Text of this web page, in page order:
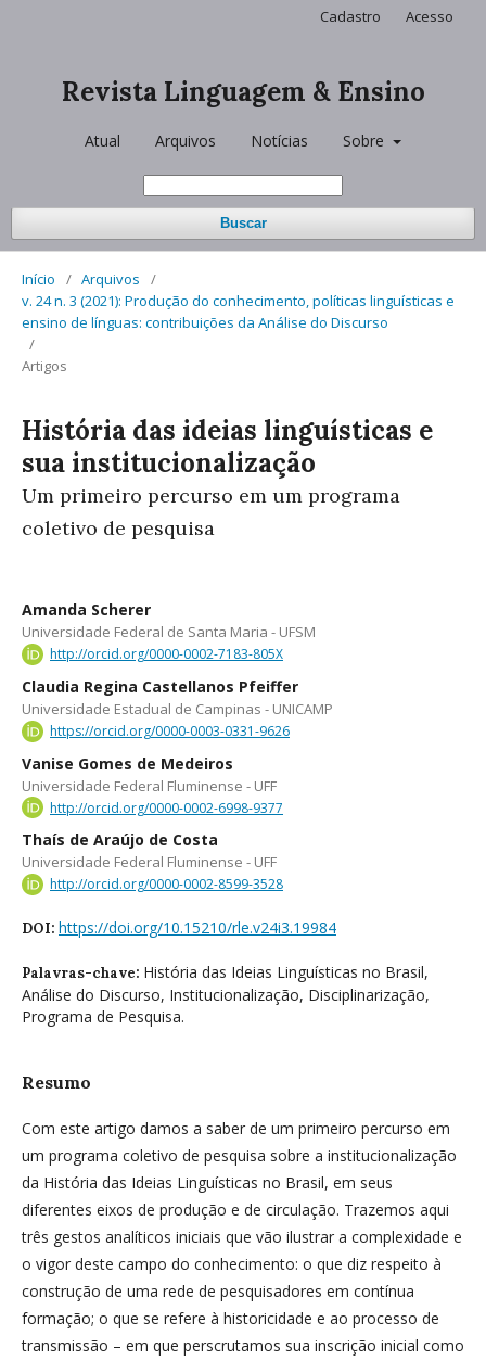
Revista Linguagem & Ensino
Atual Arquivos Notícias Sobre
Buscar
Cadastro Acesso
Início / Arquivos
/
v. 24 n. 3 (2021): Produção do conhecimento, políticas linguísticas e
ensino de línguas: contribuições da Análise do Discurso
/
Artigos
História das ideias linguísticas e
sua institucionalização
Um primeiro percurso em um programa
coletivo de pesquisa
Amanda Scherer
Universidade Federal de Santa Maria - UFSM
http://orcid.org/0000-0002-7183-805X
Claudia Regina Castellanos Pfeiffer
Universidade Estadual de Campinas - UNICAMP
https://orcid.org/0000-0003-0331-9626
Vanise Gomes de Medeiros
Universidade Federal Fluminense - UFF
http://orcid.org/0000-0002-6998-9377
Thaís de Araújo de Costa
Universidade Federal Fluminense - UFF
http://orcid.org/0000-0002-8599-3528
DOI: https://doi.org/10.15210/rle.v24i3.19984
Palavras-chave: História das Ideias Linguísticas no Brasil,
Análise do Discurso, Institucionalização, Disciplinarização,
Programa de Pesquisa.
Resumo
Com este artigo damos a saber de um primeiro percurso em
um programa coletivo de pesquisa sobre a institucionalização
da História das Ideias Linguísticas no Brasil, em seus
diferentes eixos de produção e de circulação. Trazemos aqui
três gestos analíticos iniciais que vão ilustrar a complexidade e
o vigor deste campo do conhecimento: o que diz respeito à
construção de uma rede de pesquisadores em contínua
formação; o que se refere à historicidade e ao processo de
transmissão – em que perscrutamos sua inscrição inicial como